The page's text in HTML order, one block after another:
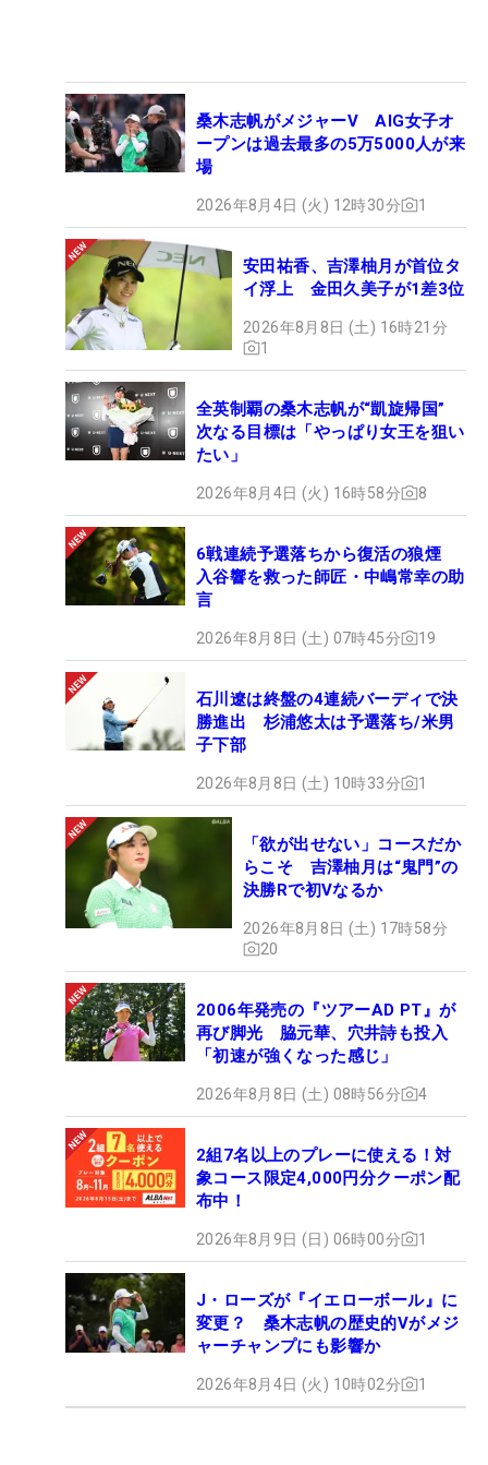
桑木志帆がメジャーV AIG女子オ
ープンは過去最多の5万5000人が来
場
2026年8月4日 (火) 12時30分 1
安田祐香、吉澤柚月が首位タ
イ浮上 金田久美子が1差3位
2026年8月8日 (土) 16時21分
1
全英制覇の桑木志帆が“凱旋帰国”
次なる目標は「やっぱり女王を狙い
たい」
2026年8月4日 (火) 16時58分 8
6戦連続予選落ちから復活の狼煙
入谷響を救った師匠・中嶋常幸の助
言
2026年8月8日 (土) 07時45分 19
石川遼は終盤の4連続バーディで決
勝進出 杉浦悠太は予選落ち/米男
子下部
2026年8月8日 (土) 10時33分 1
「欲が出せない」コースだか
らこそ 吉澤柚月は“鬼門”の
決勝Rで初Vなるか
2026年8月8日 (土) 17時58分
20
2006年発売の『ツアーAD PT』が
再び脚光 脇元華、穴井詩も投入
「初速が強くなった感じ」
2026年8月8日 (土) 08時56分 4
2組7名以上のプレーに使える！対
象コース限定4,000円分クーポン配
布中！
2026年8月9日 (日) 06時00分 1
J・ローズが『イエローボール』に
変更？ 桑木志帆の歴史的Vがメジ
ャーチャンプにも影響か
2026年8月4日 (火) 10時02分 1